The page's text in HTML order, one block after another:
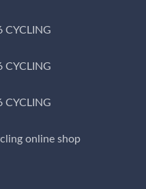
CYCLING
CYCLING
CYCLING
online shop